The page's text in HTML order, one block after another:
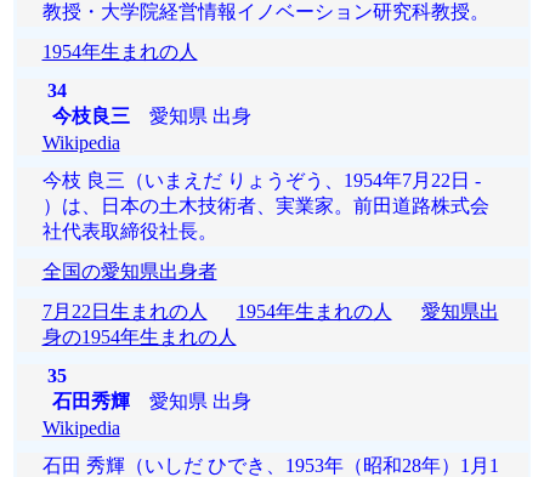
教授・大学院経営情報イノベーション研究科教授。
1954年生まれの人
34
今枝良三 愛知県 出身
Wikipedia
今枝 良三（いまえだ りょうぞう、1954年7月22日 -
）は、日本の土木技術者、実業家。前田道路株式会
社代表取締役社長。
全国の愛知県出身者
7月22日生まれの人
1954年生まれの人
愛知県出
身の1954年生まれの人
35
石田秀輝愛知県 出身
Wikipedia
石田 秀輝（いしだ ひでき、1953年（昭和28年）1月1